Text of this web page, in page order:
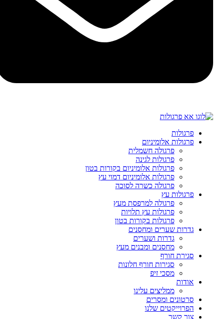
פרגולות
פרגולות אלומיניום
פרגולה חשמלית
פרגולות לגינה
פרגולות אלומיניום בקורות בטון
פרגולות אלומיניום דמוי עץ
פרגולה כשרה לסוכה
פרגולות עץ
פרגולה למרפסת מעץ
פרגולות עץ תלויות
פרגולות בקורות בטון
גדרות שערים ומחסנים
גדרות ושערים
מחסנים ומבנים מעץ
סגירת חורף
סגירות חורף חלונות
מסכי זיפ
אודות
ממליצים עלינו
סרטונים ומסרים
הפרוייקטים שלנו
צור קשר